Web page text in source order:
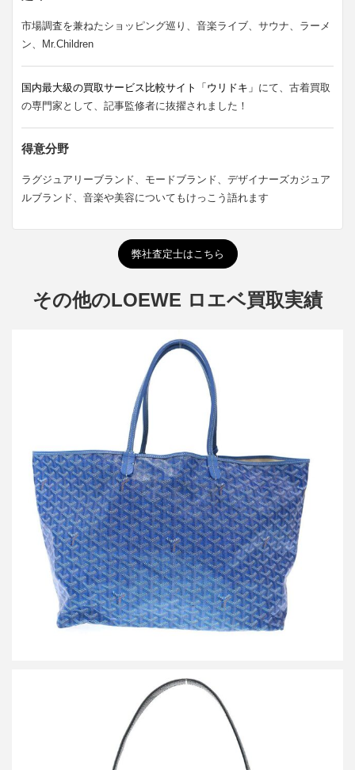
市場調査を兼ねたショッピング巡り、音楽ライブ、サウナ、ラーメ
ン、Mr.Children
国内最大級の買取サービス比較サイト「ウリドキ」 にて、古着買取
の専門家として、記事監修者に抜擢されました！
得意分野
ラグジュアリーブランド、モードブランド、デザイナーズカジュア
ルブランド、音楽や美容についてもけっこう語れます
弊社査定士はこちら
その他のLOEWE ロエベ買取実績
ゴヤール Saint Louis GM サンルイ トートバッグ
買取金額127,000円
詳しく見る